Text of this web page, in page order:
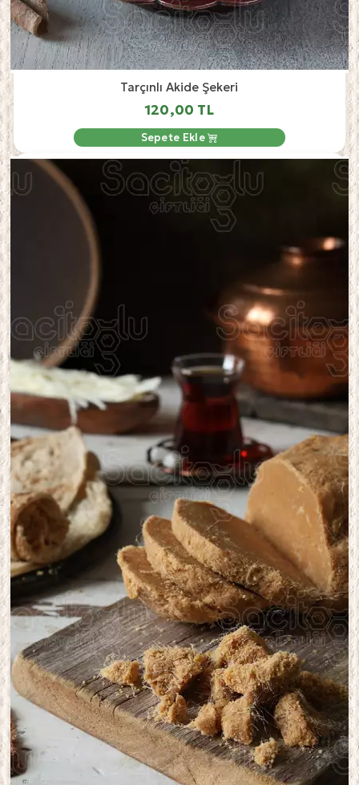
Tarçınlı Akide Şekeri
120,00 TL
Sepete Ekle